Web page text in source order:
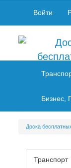
Войти
Бизнес,
Доска
Транспорт